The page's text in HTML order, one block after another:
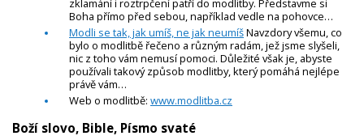
zklamání i roztrpčení patří do modlitby. Představme si
Boha přímo před sebou, například vedle na pohovce…
Modli se tak, jak umíš, ne jak neumíšNavzdory všemu, co
bylo o modlitbě řečeno a různým radám, jež jsme slyšeli,
nic z toho vám nemusí pomoci. Důležité však je, abyste
používali takový způsob modlitby, který pomáhá nejlépe
právě vám…
Web o modlitbě: www.modlitba.cz
Boží slovo, Bible, Písmo svaté